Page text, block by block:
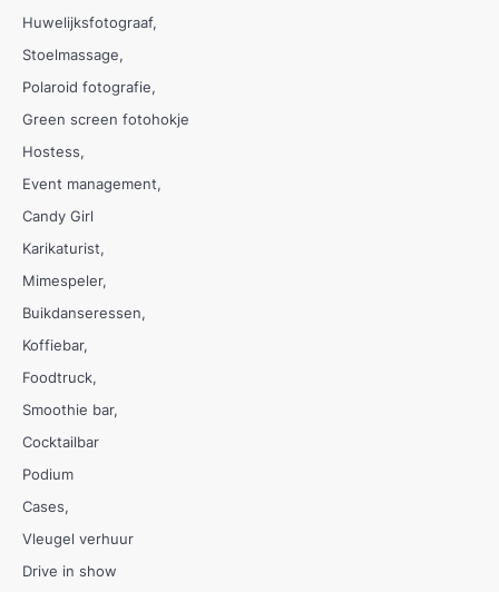
Huwelijksfotograaf
Stoelmassage
Polaroid fotografie
Green screen fotohokje
Hostess
Event management
Candy Girl
Karikaturist
Mimespeler
Buikdanseressen
Koffiebar
Foodtruck
Smoothie bar
Cocktailbar
Podium
Cases
Vleugel verhuur
Drive in show